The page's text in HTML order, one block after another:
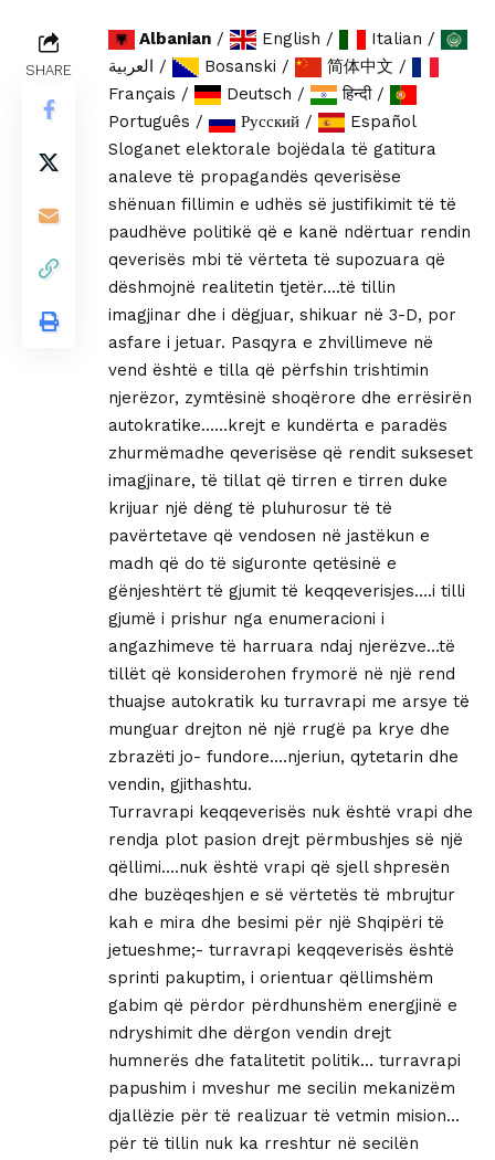
SHARE
Albanian / English / Italian /
العربية / Bosanski / 简体中文 /
Français / Deutsch / हिन्दी/
Português / Русский /
Español
Sloganet elektorale bojëdala të gatitura
analeve të propagandës qeverisëse
shënuan fillimin e udhës së justifikimit të të
paudhëve politikë që e kanë ndërtuar rendin
qeverisës mbi të vërteta të supozuara që
dëshmojnë realitetin tjetër….të tillin
imagjinar dhe i dëgjuar, shikuar në 3-D, por
asfare i jetuar. Pasqyra e zhvillimeve në
vend është e tilla që përfshin trishtimin
njerëzor, zymtësinë shoqërore dhe errësirën
autokratike……krejt e kundërta e paradës
zhurmëmadhe qeverisëse që rendit sukseset
imagjinare, të tillat që tirren e tirren duke
krijuar një dëng të pluhurosur të të
pavërtetave që vendosen në jastëkun e
madh që do të siguronte qetësinë e
gënjeshtërt të gjumit të keqqeverisjes….i tilli
gjumë i prishur nga enumeracioni i
angazhimeve të harruara ndaj njerëzve…të
tillët që konsiderohen frymorë në një rend
thuajse autokratik ku turravrapi me arsye të
munguar drejton në një rrugë pa krye dhe
zbrazëti jo- fundore….njeriun, qytetarin dhe
vendin, gjithashtu.
Turravrapi keqqeverisës nuk është vrapi dhe
rendja plot pasion drejt përmbushjes së një
qëllimi….nuk është vrapi që sjell shpresën
dhe buzëqeshjen e së vërtetës të mbrujtur
kah e mira dhe besimi për një Shqipëri të
jetueshme;- turravrapi keqqeverisës është
sprinti pakuptim, i orientuar qëllimshëm
gabim që përdor përdhunshëm energjinë e
ndryshimit dhe dërgon vendin drejt
humnerës dhe fatalitetit politik… turravrapi
papushim i mveshur me secilin mekanizëm
djallëzie për të realizuar të vetmin mision…
për të tillin nuk ka rreshtur në secilën